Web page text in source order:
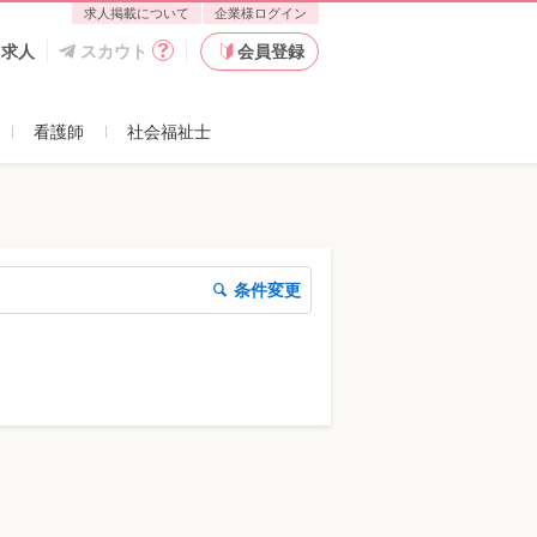
求人掲載について 企業様ログイン
人 スカウト 会員登録
看護師 社会福祉士
条件変更